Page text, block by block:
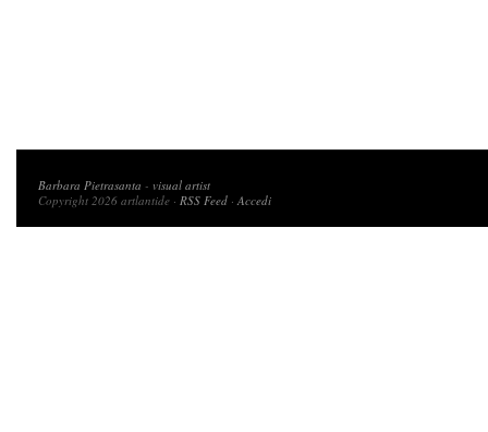
Barbara Pietrasanta - visual artist
Copyright 2026 artlantide · RSS Feed ·Accedi